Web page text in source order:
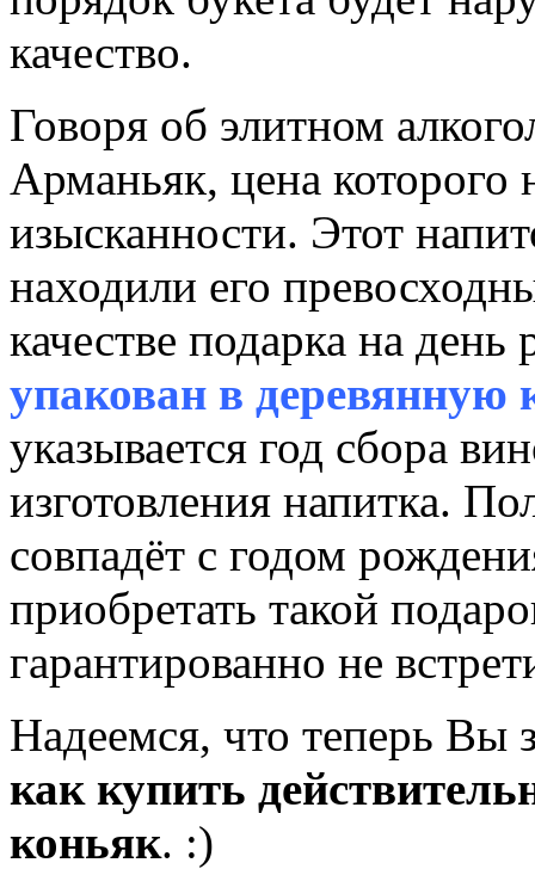
качество.
Говоря об элитном
Арманьяк, цена которого
изысканности. Этот
находили его
качестве подарка на
упакован в деревянную
указывается год сбора
изготовления напитка.
совпадёт с годом
приобретать такой
гарантированно не
Надеемся, что теперь Вы
как купить
коньяк. :)